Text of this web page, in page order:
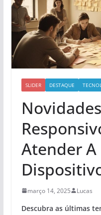
SLIDER DESTAQUE
Atender
março 14, 2025 Lucas
Descubra as últimas